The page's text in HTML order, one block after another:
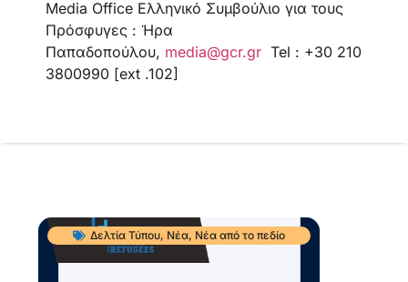
Media Office Ελληνικό Συμβούλιο για τους
Πρόσφυγες : Ήρα
Παπαδοπούλου, media@gcr.gr Tel : +30 210
3800990 [ext .102]
Δελτία Τύπου, Νέα, Νέα από το πεδίο